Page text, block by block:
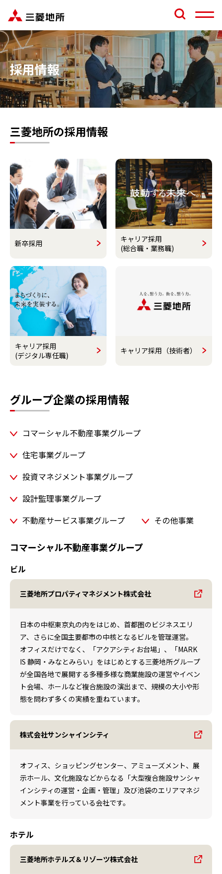
採用情報
三菱地所の採用情報
新卒採用
キャリア採用
(総合職・業務職)
キャリア採用
(デジタル専任職)
キャリア採用（技術者）
グループ企業の採用情報
コマーシャル不動産事業グループ
住宅事業グループ
投資マネジメント事業グループ
設計監理事業グループ
不動産サービス事業グループ
その他事業
コマーシャル不動産事業グループ
ビル
三菱地所プロパティマネジメント株式会社
日本の中枢東京丸の内をはじめ、首都圏のビジネスエリ
ア、さらに全国主要都市の中核となるビルを管理運営。
オフィスだけでなく、「アクアシティお台場」、「MARK
IS 静岡・みなとみらい」をはじめとする三菱地所グループ
が全国各地で展開する多種多様な商業施設の運営やイベン
ト会場、ホールなど複合施設の演出まで、規模の大小や形
態を問わず多くの実績を重ねています。
株式会社サンシャインシティ
オフィス、ショッピングセンター、アミューズメント、展
示ホール、文化施設などからなる「大型複合施設サンシャ
インシティの運営・企画・管理」及び池袋のエリアマネジ
メント事業を行っている会社です。
ホテル
三菱地所ホテルズ＆リゾーツ株式会社